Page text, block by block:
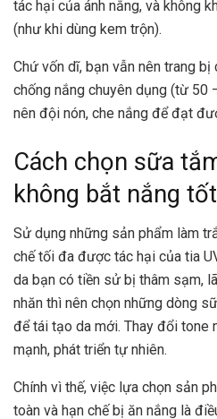
tác hại của ánh nắng, và không
(như khi dùng kem trộn).
Chứ vốn dĩ, bạn vẫn nên trang
chống nắng chuyên dụng (từ 50
nên đội nón, che nắng để đạt
Cách chọn sữa
không bắt nắng
Sử dụng những sản phẩm làm
chế tối đa được tác hại của tia
da bạn có tiền sử bị thâm sạm,
nhăn thì nên chọn những dòng
để tái tạo da mới. Thay đổi tone
mạnh, phát triển tự nhiên.
Chính vì thế, việc lựa chọn sản
toàn và hạn chế bị ăn nắng là